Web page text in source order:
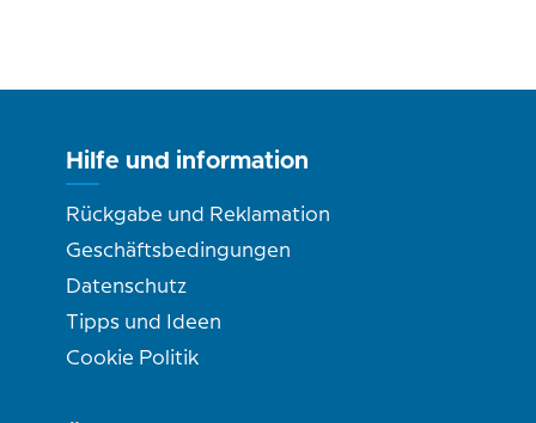
Hilfe und information
Rückgabe und Reklamation
Geschäftsbedingungen
Datenschutz
Tipps und Ideen
Cookie Politik